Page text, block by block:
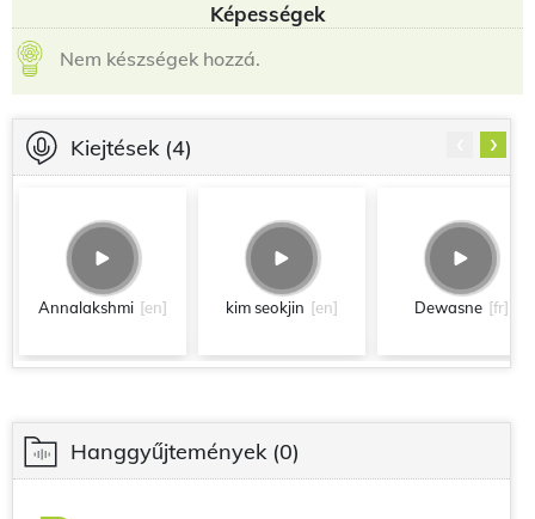
Képességek
Nem készségek hozzá.
Kiejtések (4)
Annalakshmi [en] kim seokjin [en] Dewasne [fr]
›
Hanggyűjtemények (0)